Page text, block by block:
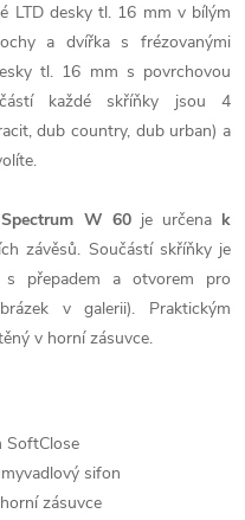
LTD desky tl. 16 mm v bílým
a dvířka s frézovanými
tl. 16 mm s povrchovou
každé skříňky jsou 4
dub country, dub urban) a
Spectrum W 60je určena k
závěsů. Součástí skříňky je
s přepadem a otvorem pro
v galerii). Praktickým
v horní zásuvce.
SoftClose
sifon
zásuvce